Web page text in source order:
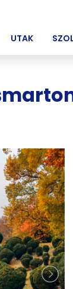
UTAK